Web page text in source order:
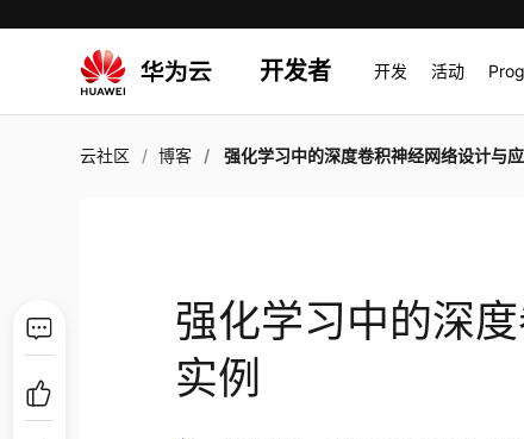
开发者 开发 活动
云社区 博客 强化学习中的深度卷积神经网络设计与应
强化学习中的深
实例